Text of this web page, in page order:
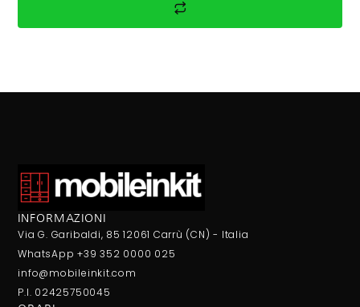
INFORMAZIONI
Via G. Garibaldi, 85 12061 Carrù (CN) - Italia
WhatsApp +39 352 0000 025
info@mobileinkit.com
P.I. 02425750045